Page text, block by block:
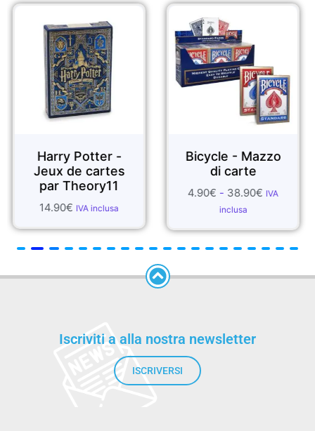
Potter -
de cartes
Theory11
IVA inclusa
Bicycle - Mazzo
38.90€ IVA
Iscriviti a alla nostra newsletter
ISCRIVERSI